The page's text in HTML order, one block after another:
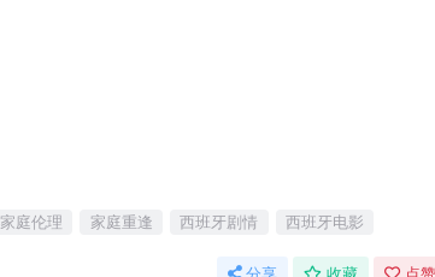
家庭伦理 家庭重逢 西班牙剧情 西班牙电影